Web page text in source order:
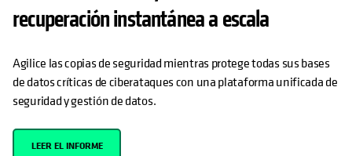
Academia
日本語 (Japan)
Português (Brazil)
recuperación instantánea a escala
Agilice las copias de seguridad mientras protege todas sus bases
de datos críticas de ciberataques con una plataforma unificada de
seguridad y gestión de datos.
LEER EL INFORME